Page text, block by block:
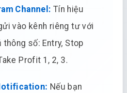
Channel: Tín hiệu
vào kênh riêng tư với
thông số: Entry, Stop
Profit 1, 2, 3.
Nếu bạn